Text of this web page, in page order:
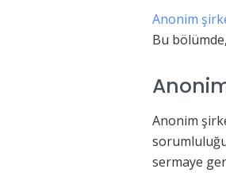
Anonim
Bu
Anonim
sermaye